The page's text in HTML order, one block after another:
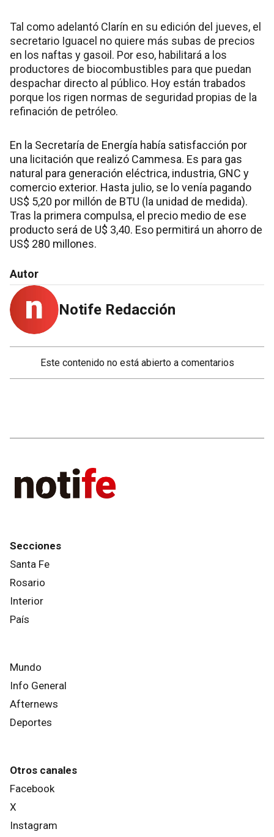
Tal como adelantó Clarín en su edición del jueves, el
secretario Iguacel no quiere más subas de precios
en los naftas y gasoil. Por eso, habilitará a los
productores de biocombustibles para que puedan
despachar directo al público. Hoy están trabados
porque los rigen normas de seguridad propias de la
refinación de petróleo.
En la Secretaría de Energía había satisfacción por
una licitación que realizó Cammesa. Es para gas
natural para generación eléctrica, industria, GNC y
comercio exterior. Hasta julio, se lo venía pagando
US$ 5,20 por millón de BTU (la unidad de medida).
Tras la primera compulsa, el precio medio de ese
producto será de U$ 3,40. Eso permitirá un ahorro de
US$ 280 millones.
Autor
Notife Redacción
Este contenido no está abierto a comentarios
Secciones
Santa Fe
Rosario
Interior
País
Mundo
Info General
Afternews
Deportes
Otros canales
Facebook
X
Instagram